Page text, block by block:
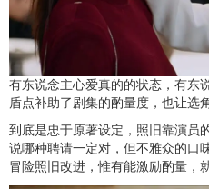
有东说念主心爱真的的状态，有东
盾点补助了剧集的酌量度，也让选
到底是忠于原著设定，照旧靠演员
说哪种聘请一定对，但不雅众的口
冒险照旧改进，惟有能激励酌量，